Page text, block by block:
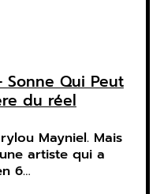
Qui Peut
du réel
Mayniel. Mais
artiste qui a
6…